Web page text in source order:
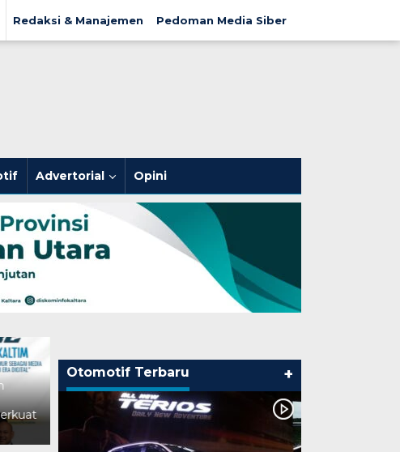
Redaksi & Manajemen Pedoman Media Siber
Advertorial Opini
Masela, Kader Muda Golkar
Jefri Gultom Ungkap
Keberhasilan Menteri Bahlil
dan Sorot Serangan
Tendensius
Mediator Non-Hakim
Sengketa Wanprestasi di
Pengadilan Negeri Jakarta
Otomotif Terbaru +